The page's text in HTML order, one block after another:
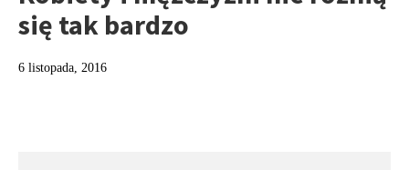
się tak bardzo
6 listopada, 2016